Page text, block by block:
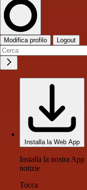
Modifica profilo Logout
Installa la Web App
Installa la nostra App
notizie
Tocca